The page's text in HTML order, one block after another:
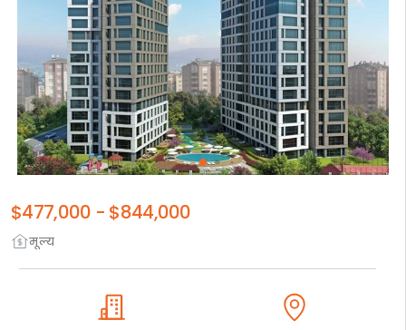
मूल्य
$477,000 - $844,000